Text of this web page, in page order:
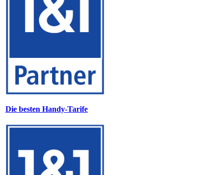
Die besten Handy-Tarife